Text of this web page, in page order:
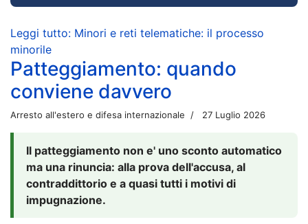
Leggi tutto: Minori e reti telematiche: il processo
minorile
Patteggiamento: quando
conviene davvero
Arresto all'estero e difesa internazionale 27 Luglio 2026
Il patteggiamento non e' uno sconto automatico
ma una rinuncia: alla prova dell'accusa, al
contraddittorio e a quasi tutti i motivi di
impugnazione.